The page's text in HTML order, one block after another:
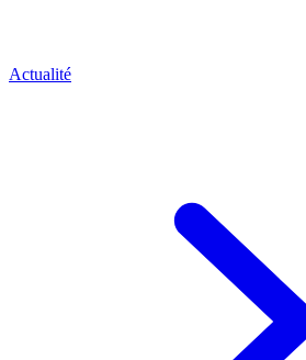
Actualité